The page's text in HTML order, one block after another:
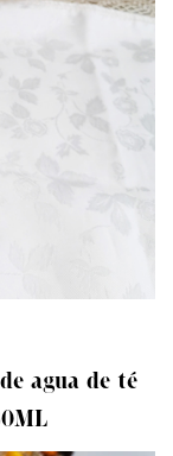
agua de té